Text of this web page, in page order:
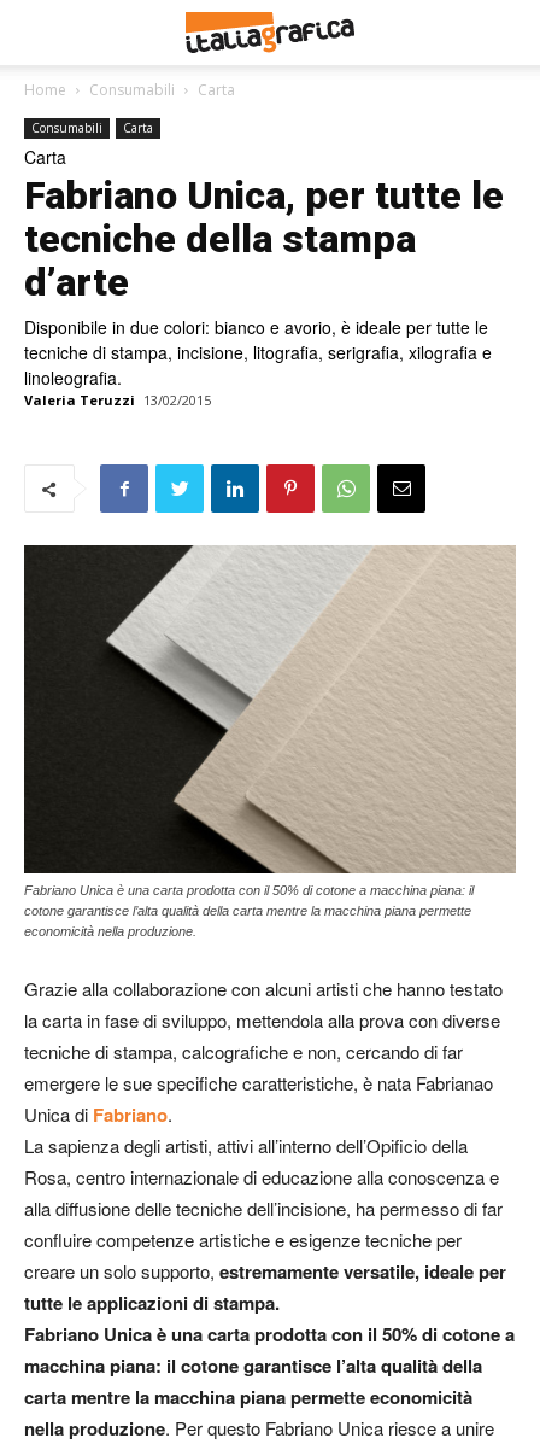
Home Consumabili Carta
Consumabili Carta
Carta
Fabriano Unica, per tutte le
tecniche della stampa
d’arte
Disponibile in due colori: bianco e avorio, è ideale per tutte le
tecniche di stampa, incisione, litografia, serigrafia, xilografia e
linoleografia.
Valeria Teruzzi 13/02/2015
Fabriano Unica è una carta prodotta con il 50% di cotone a macchina piana: il
cotone garantisce l’alta qualità della carta mentre la macchina piana permette
economicità nella produzione.
Grazie alla collaborazione con alcuni artisti che hanno testato
la carta in fase di sviluppo, mettendola alla prova con diverse
tecniche di stampa, calcografiche e non, cercando di far
emergere le sue specifiche caratteristiche, è nata Fabrianao
Unica di Fabriano.
La sapienza degli artisti, attivi all’interno dell’Opificio della
Rosa, centro internazionale di educazione alla conoscenza e
alla diffusione delle tecniche dell’incisione, ha permesso di far
confluire competenze artistiche e esigenze tecniche per
creare un solo supporto, estremamente versatile, ideale per
tutte le applicazioni di stampa.
Fabriano Unica è una carta prodotta con il 50% di cotone a
macchina piana: il cotone garantisce l’alta qualità della
carta mentre la macchina piana permette economicità
nella produzione. Per questo Fabriano Unica riesce a unire